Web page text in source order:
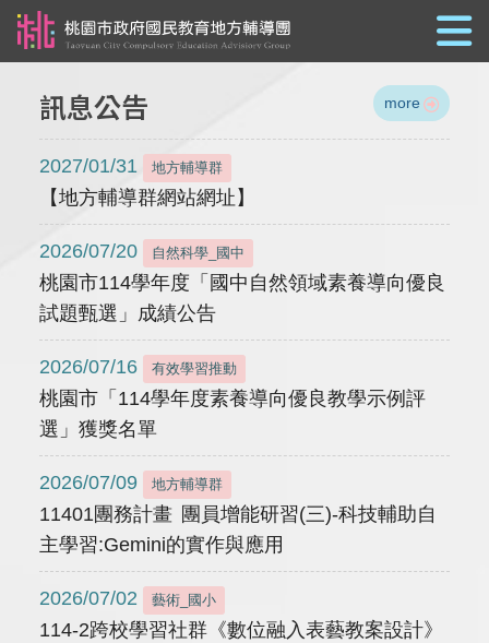
訊息公告 more
2027/01/31 地方輔導群
【地方輔導群網站網址】
2026/07/20 自然科學_國中
桃園市114學年度「國中自然領域素養導向優良
試題甄選」成績公告
2026/07/16 有效學習推動
桃園市「114學年度素養導向優良教學示例評
選」獲獎名單
2026/07/09 地方輔導群
11401團務計畫 團員增能研習(三)-科技輔助自
主學習:Gemini的實作與應用
2026/07/02 藝術_國小
114-2跨校學習社群《數位融入表藝教案設計》